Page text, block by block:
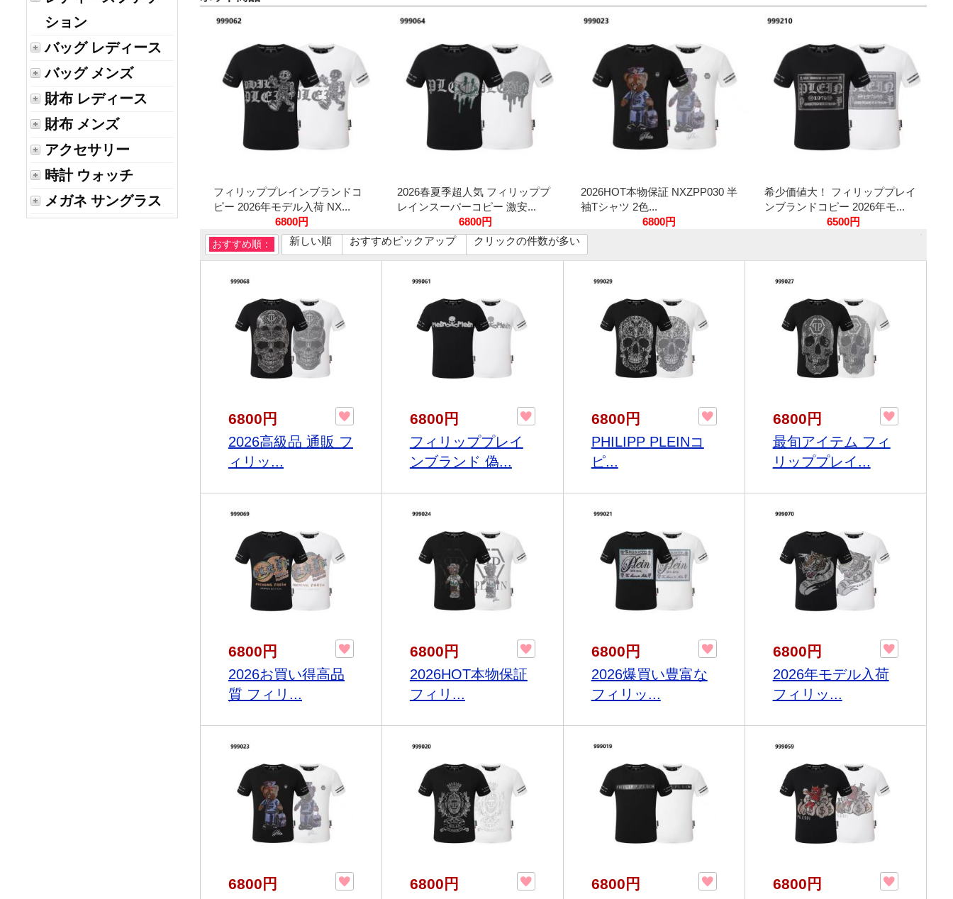
ション
バッグ レディース
バッグ メンズ
財布 レディース
財布 メンズ
アクセサリー
時計 ウォッチ
メガネ サングラス
フィリッププレインブランドコ
ピー 2026年モデル入荷 NX...
6800円
2026春夏季超人気 フィリッププ
レインスーパーコピー 激安...
6800円
2026HOT本物保証 NXZPP030 半
袖Tシャツ 2色...
6800円
希少価値大！ フィリッププレイ
ンブランドコピー 2026年モ...
6500円
おすすめ順： 新しい順 おすすめピックアップ クリックの件数が多い
6800円
2026高級品 通販 フ
ィリッ...
6800円
フィリッププレイ
ンブランド 偽...
6800円
PHILIPP PLEINコ
ピ...
6800円
最旬アイテム フィ
リッププレイ...
6800円
2026お買い得高品
質 フィリ...
6800円
2026HOT本物保証
フィリ...
6800円
2026爆買い豊富な
フィリッ...
6800円
2026年モデル入荷
フィリッ...
6800円 6800円 6800円 6800円